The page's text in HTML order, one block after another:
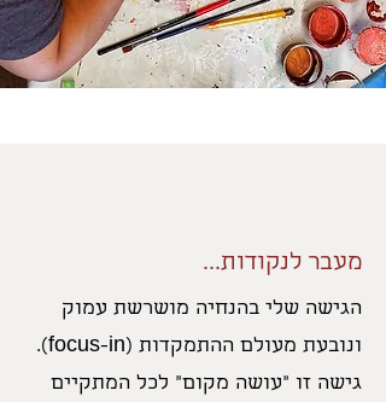
מעבר לנקודות...
הגישה שלי בהנחיה מושרשת עמוק
ונובעת מעולם ההתמקדות (focus-in).
גישה זו "עושה מקום" לכל המתקיים